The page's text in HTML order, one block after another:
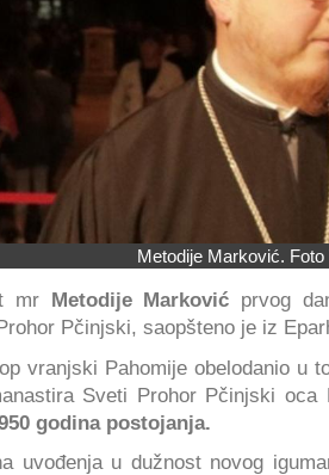
Metodije Marković. Foto
mr Metodije Marković prvog
Pčinjski, saopšteno je iz
vranjski Pahomije obelodanio u
Sveti Prohor Pčinjski
godina postojanja.
uvođenja u dužnost novog